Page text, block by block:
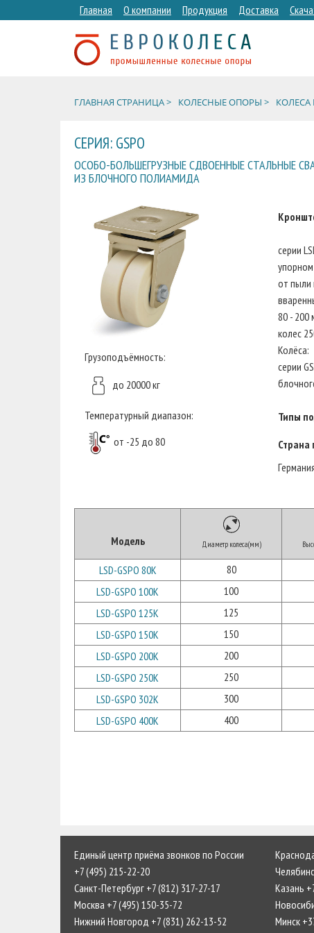
Главная О компании Продукция Доставка
ГЛАВНАЯ СТРАНИЦА > КОЛЕСНЫЕ ОПОРЫ >
СЕРИЯ: GSPO
ОСОБО-БОЛЬШЕГРУЗНЫЕ СДВОЕННЫЕ СТАЛЬНЫЕ
ИЗ БЛОЧНОГО ПОЛИАМИДА
Грузоподъёмность:
до 20000 кг
Температурный диапазон:
от -25 до 80
серии
от пыли
80 - 200
колес
Колёса:
серии
Типы
Страна
Модель Диаметр колеса(мм)
LSD-GSPO 80K 80
LSD-GSPO 100K
100
LSD-GSPO 125K
125
LSD-GSPO 150K
150
LSD-GSPO 200K
200
LSD-GSPO 250K
250
LSD-GSPO 302K
300
LSD-GSPO 400K
400
Единый центр приёма звонков по России
+7 (495) 215-22-20
Санкт-Петербург +7 (812) 317-27-17
Москва +7 (495) 150-35-72
Нижний Новгород +7 (831) 262-13-52
Казань
Минск